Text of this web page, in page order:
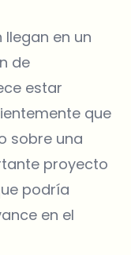
llegan en un
de
estar
que
sobre una
proyecto
podría
en el